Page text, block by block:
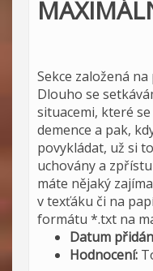
Sekce založená
Dlouho se
situacemi, které
demence a pak,
povykládat, už si
uchovány a
máte nějaký
v texťáku či na
formátu *.txt na
Datum
Hodnocení: